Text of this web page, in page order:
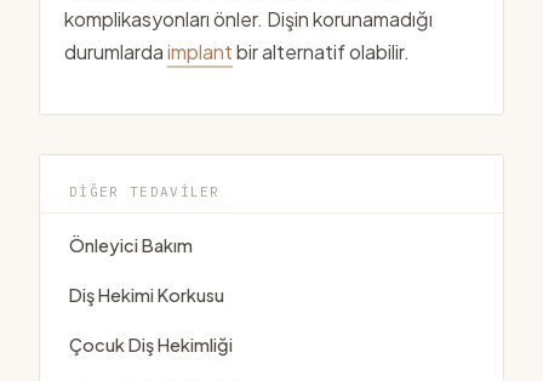
komplikasyonları önler. Dişin korunamadığı
durumlardaimplantbir alternatif olabilir.
DIĞER TEDAVILER
Önleyici Bakım
Diş Hekimi Korkusu
Çocuk Diş Hekimliği